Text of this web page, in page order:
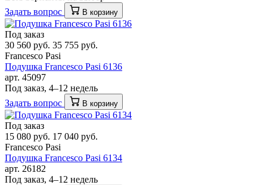
Задать вопрос
В корзину
Под заказ
30 560 руб. 35 755 руб.
Francesco Pasi
Подушка Francesco Pasi 6136
арт. 45097
Под заказ, 4–12 недель
Задать вопрос
В корзину
Под заказ
15 080 руб. 17 040 руб.
Francesco Pasi
Подушка Francesco Pasi 6134
арт. 26182
Под заказ, 4–12 недель